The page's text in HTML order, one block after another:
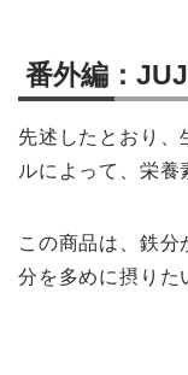
番外編：
先述したとおり、
ルによって、栄養
この商品は、鉄分
分を多めに摂りた